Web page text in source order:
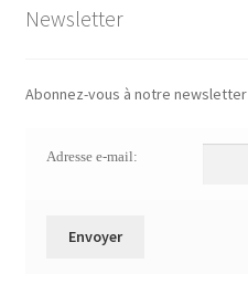
Newsletter
Abonnez-vous à notre newsletter
Adresse e-mail: